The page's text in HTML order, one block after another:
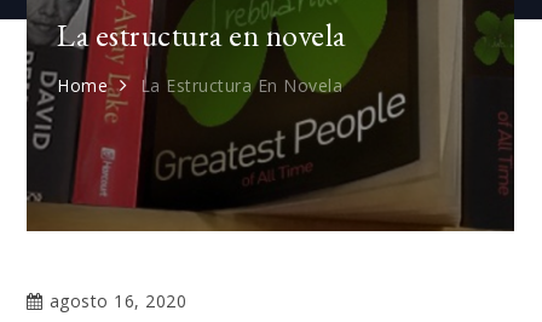
La estructura en novela
Home La Estructura En Novela
agosto 16, 2020